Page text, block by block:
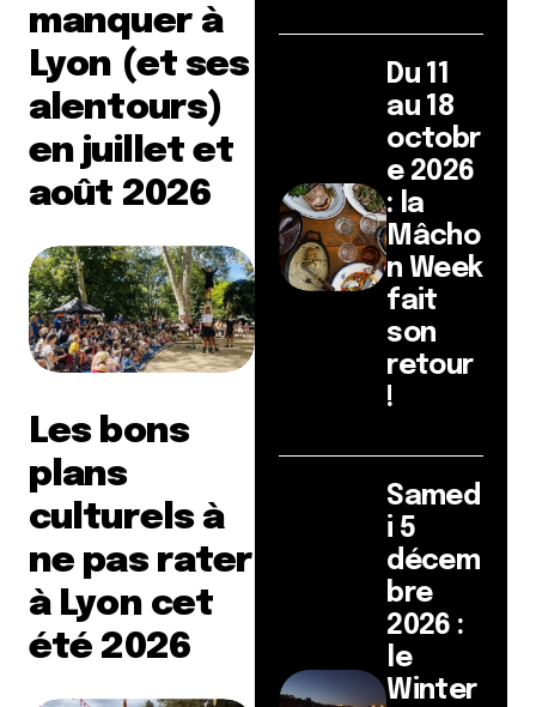
manquer à
Lyon (et ses
alentours)
en juillet et
août 2026
Les bons
plans
culturels à
ne pas rater
à Lyon cet
été 2026
Du 11
au 18
octobr
e 2026
: la
Mâcho
n Week
fait
son
retour
!
Samed
i 5
décem
bre
2026 :
le
Winter